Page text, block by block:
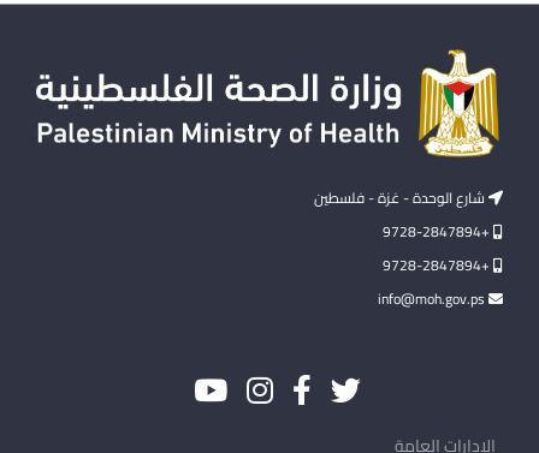
شارع الوحدة - غزة - فلسطين
+9728-2847894
+9728-2847894
الإدارات العامة